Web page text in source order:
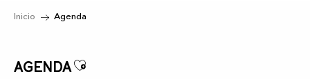
Inicio Agenda
AgendaAjouter aux favoris